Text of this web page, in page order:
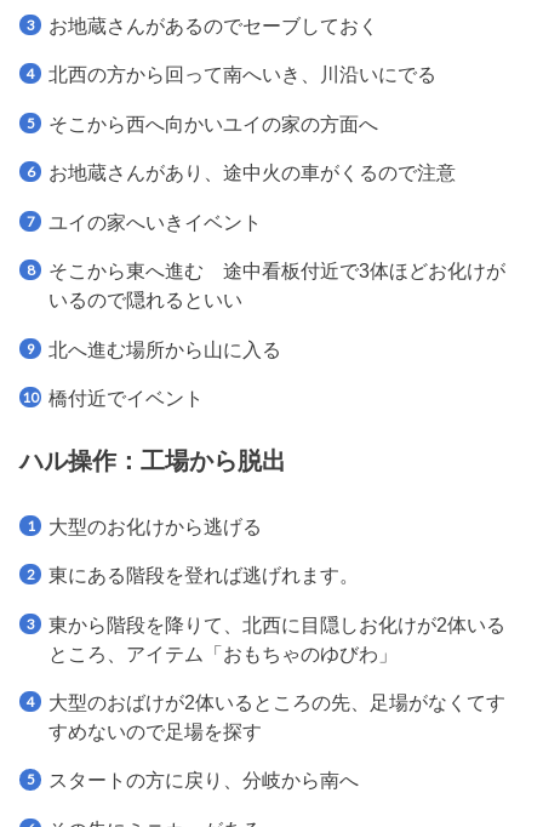
お地蔵さんがあるのでセーブしておく
北西の方から回って南へいき、川沿いにでる
そこから西へ向かいユイの家の方面へ
お地蔵さんがあり、途中火の車がくるので注意
ユイの家へいきイベント
そこから東へ進む 途中看板付近で3体ほどお化けが
いるので隠れるといい
北へ進む場所から山に入る
橋付近でイベント
ハル操作：工場から脱出
大型のお化けから逃げる
東にある階段を登れば逃げれます。
東から階段を降りて、北西に目隠しお化けが2体いる
ところ、アイテム「おもちゃのゆびわ」
大型のおばけが2体いるところの先、足場がなくてす
すめないので足場を探す
スタートの方に戻り、分岐から南へ